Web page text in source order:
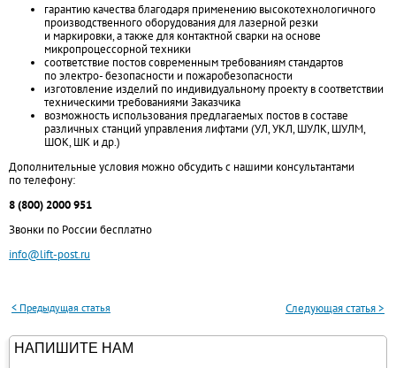
гарантию качества благодаря применению высокотехнологичного
производственного оборудования для лазерной резки
и маркировки, а также для контактной сварки на основе
микропроцессорной техники
соответствие постов современным требованиям стандартов
по электро- безопасности и пожаробезопасности
изготовление изделий по индивидуальному проекту в соответствии
техническими требованиями Заказчика
возможность использования предлагаемых постов в составе
различных станций управления лифтами (УЛ, УКЛ, ШУЛК, ШУЛМ,
ШОК, ШК и др.)
Дополнительные условия можно обсудить с нашими консультантами
по телефону:
8 (800) 2000 951
Звонки по России бесплатно
info@lift-post.ru
< Предыдущая статья Следующая статья >
НАПИШИТЕ НАМ